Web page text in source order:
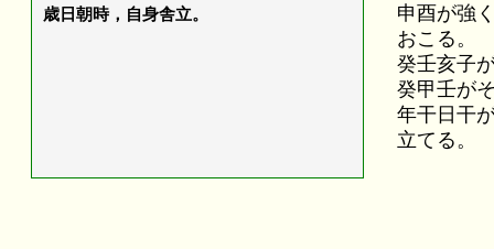
歳日朝時，自身舎立。
申酉が強
おこる。
癸壬亥子
癸甲壬が
年干日干
立てる。